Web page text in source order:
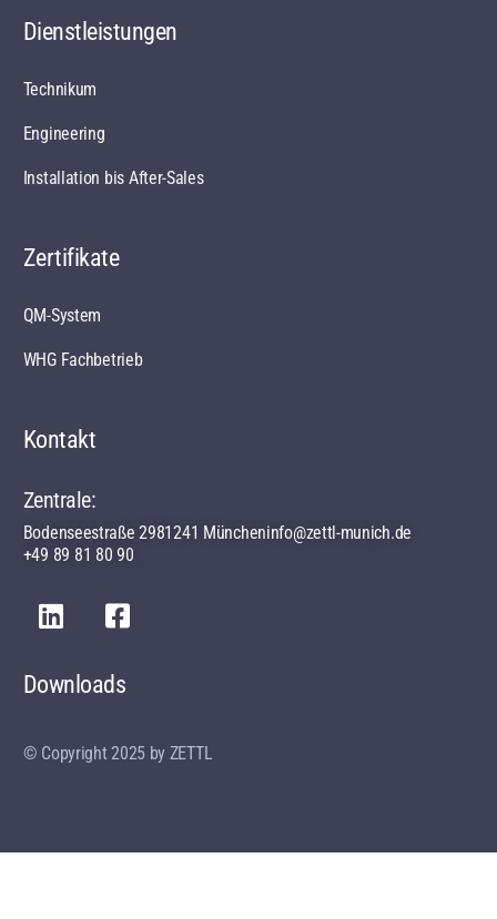
Dienstleistungen
Technikum
Engineering
Installation bis After-Sales
Zertifikate
QM-System
WHG Fachbetrieb
Kontakt
Zentrale:
Bodenseestraße 2981241 Müncheninfo@zettl-munich.de
+49 89 81 80 90
Downloads
© Copyright 2025 by ZETTL